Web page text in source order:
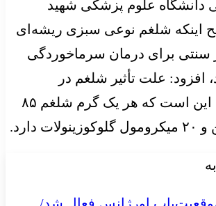
دانشگاه علوم پزشکی شهید
اینکه شلغم نوعی سبزی ریشه‌ای
برای درمان سرماخوردگی
افزود: علت تأثیر شلغم در
سرماخوردگی‌ها این است که هر یک گرم شلغم ۸۵
دارد.